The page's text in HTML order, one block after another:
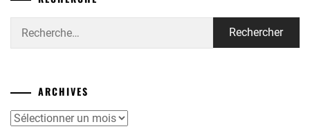
ARCHIVES
Archives